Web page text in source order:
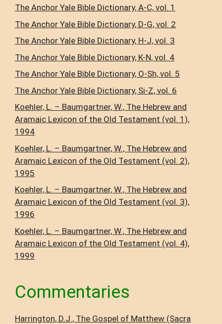
The Anchor Yale Bible Dictionary, A-C, vol. 1
The Anchor Yale Bible Dictionary, D-G, vol. 2
The Anchor Yale Bible Dictionary, H-J, vol. 3
The Anchor Yale Bible Dictionary, K-N, vol. 4
The Anchor Yale Bible Dictionary, O-Sh, vol. 5
The Anchor Yale Bible Dictionary, Si-Z, vol. 6
Koehler, L. – Baumgartner, W., The Hebrew and
Aramaic Lexicon of the Old Testament (vol. 1),
1994
Koehler, L. – Baumgartner, W., The Hebrew and
Aramaic Lexicon of the Old Testament (vol. 2),
1995
Koehler, L. – Baumgartner, W., The Hebrew and
Aramaic Lexicon of the Old Testament (vol. 3),
1996
Koehler, L. – Baumgartner, W., The Hebrew and
Aramaic Lexicon of the Old Testament (vol. 4),
1999
Commentaries
Harrington, D.J., The Gospel of Matthew (Sacra